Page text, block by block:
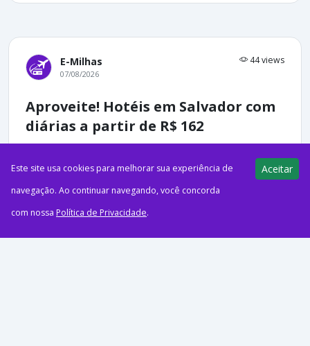
E-Milhas 44 views
07/08/2026
Aproveite! Hotéis em Salvador com
diárias a partir de R$ 162
Este site usa cookies para melhorar sua experiência de
navegação. Ao continuar navegando, você concorda
com nossa Política de Privacidade.
Aceitar